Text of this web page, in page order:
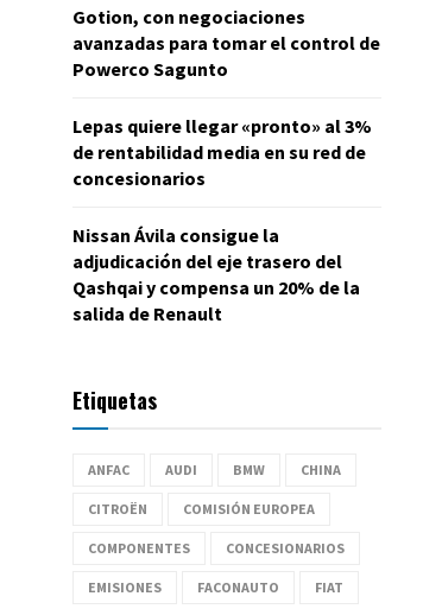
Gotion, con negociaciones
avanzadas para tomar el control de
Powerco Sagunto
Lepas quiere llegar «pronto» al 3%
de rentabilidad media en su red de
concesionarios
Nissan Ávila consigue la
adjudicación del eje trasero del
Qashqai y compensa un 20% de la
salida de Renault
Etiquetas
ANFAC AUDI BMW CHINA
CITROËN COMISIÓN EUROPEA
COMPONENTES CONCESIONARIOS
EMISIONES FACONAUTO FIAT